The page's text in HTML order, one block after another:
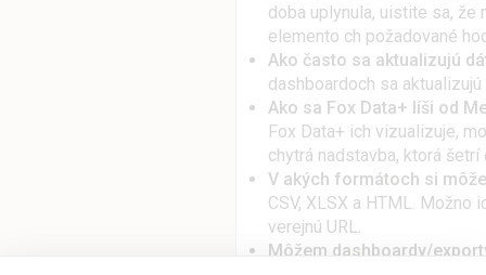
doba uplynula, uistite sa, že
elemento ch požadované
Ako často sa aktualizujú
dashboardoch sa aktualizujú
Ako sa Fox Data+ líši od
Fox Data+ ich vizualizuje,
chytrá nadstavba, ktorá šetrí
V akých formátoch si
CSV, XLSX a HTML.
verejnú URL.
Môžem dashboardy/